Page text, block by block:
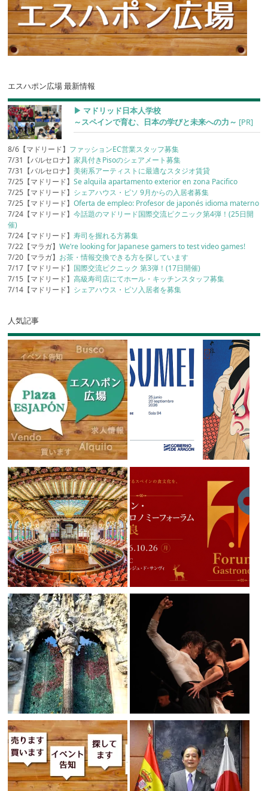
エスハポン広場 最新情報
▶︎ マドリッド日本人学校
～スペインで育む、日本の学びと未来への力～ [PR]
8/6【マドリード】 ファッションEC営業スタッフ募集
7/31【バルセロナ】家具付きPisoのシェアメート募集
7/31【バルセロナ】美術系アーティストに最適なスタジオ賃貸
7/25【マドリード】Se alquila apartamento exterior en zona Pacifico
7/25【マドリード】 シェアハウス・ピソ 9月からの入居者募集
7/25【マドリード】Oferta de empleo: Profesor de japonés idioma materno
7/24【マドリード】今話題のマドリード国際交流ピクニック第4弾！(25日開
催)
7/24【マドリード】寿司を握れる方募集
7/22【マラガ】We’re looking for Japanese gamers to test video games!
7/20【マラガ】 お茶・情報交換できる方を探しています
7/17【マドリード】 国際交流ピクニック 第3弾！(17日開催)
7/15【マドリード】高級寿司店にてホール・キッチンスタッフ募集
7/14【マドリード】 シェアハウス・ピソ入居者を募集
人気記事